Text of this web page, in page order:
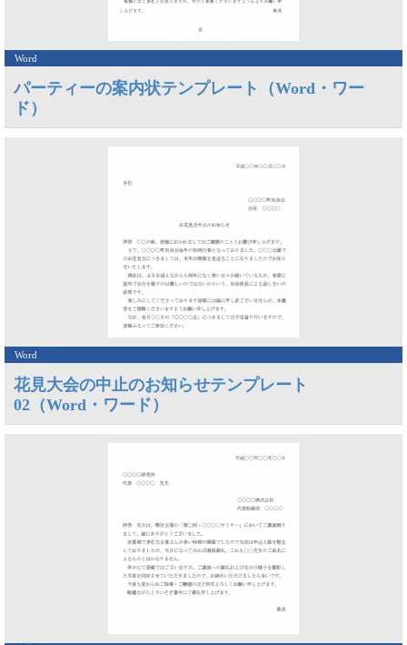
Word
パーティーの案内状テンプレート（Word・ワー
ド）
Word
花見大会の中止のお知らせテンプレート
02（Word・ワード）